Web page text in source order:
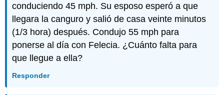
conduciendo 45 mph. Su esposo esperó a que
llegara la canguro y salió de casa veinte minutos
(1/3 hora) después. Condujo 55 mph para
ponerse al día con Felecia. ¿Cuánto falta para
que llegue a ella?
Responder